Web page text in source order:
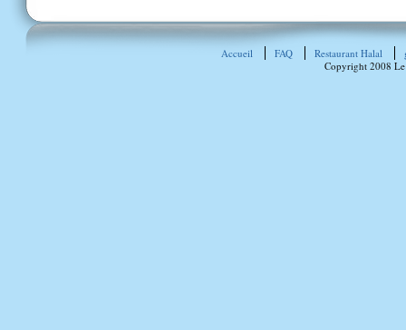
Accueil FAQ Restaurant Halal
Copyright 2008